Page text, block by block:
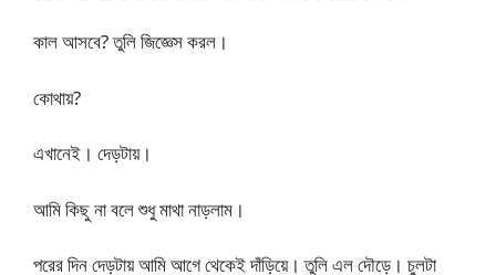
কাল আসবে? তুলি জিজ্ঞেস করল।
কোথায়?
এখানেই। দেড়টায়।
আমি কিছু না বলে শুধু মাথা নাড়লাম।
পরের দিন দেড়টায় আমি আগে থেকেই দাঁড়িয়ে। তুলি এল দৌড়ে। চুলটা